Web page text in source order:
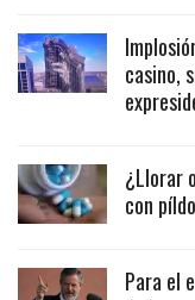
casino,
¿Llorar
con
Para el